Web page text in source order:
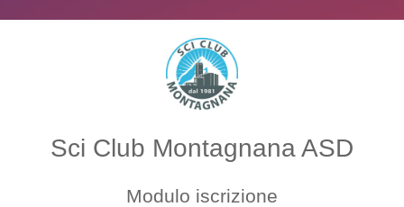
Sci Club Montagnana ASD
Modulo iscrizione